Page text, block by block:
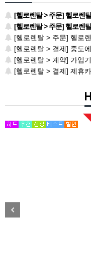
[헬로렌탈 > 주문] 헬로렌
[헬로렌탈 > 주문] 헬로렌
[헬로렌탈 > 주문] 헬로렌탈
[헬로렌탈 > 결제] 중도에 렌탈 상품
[헬로렌탈 > 계약] 가입기준에 미달했
[헬로렌탈 > 결제] 제휴